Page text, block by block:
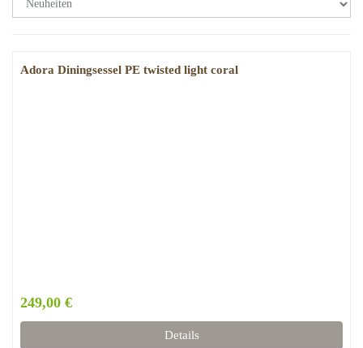
Adora Diningsessel PE twisted light coral
249,00 €
Details